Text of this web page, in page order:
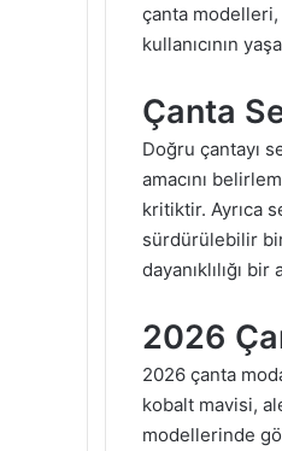
çanta modelleri,
kullanıcının
Çanta
Doğru çantayı
amacını
kritiktir. Ayrıca
sürdürülebilir
dayanıklılığı
2026
2026 çanta
kobalt mavisi,
modellerinde